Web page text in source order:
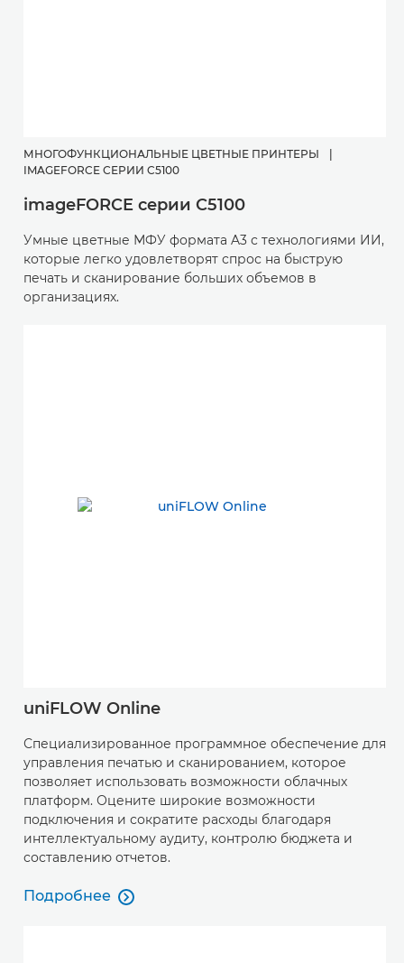
МНОГОФУНКЦИОНАЛЬНЫЕ ЦВЕТНЫЕ ПРИНТЕРЫ
IMAGEFORCE СЕРИИ C5100
imageFORCE серии C5100
Умные цветные МФУ формата A3 с технологиями ИИ,
которые легко удовлетворят спрос на быструю
печать и сканирование больших объемов в
организациях.
uniFLOW Online
Специализированное программное обеспечение для
управления печатью и сканированием, которое
позволяет использовать возможности облачных
платформ. Оцените широкие возможности
подключения и сократите расходы благодаря
интеллектуальному аудиту, контролю бюджета и
составлению отчетов.
Подробнее
Подробнее
